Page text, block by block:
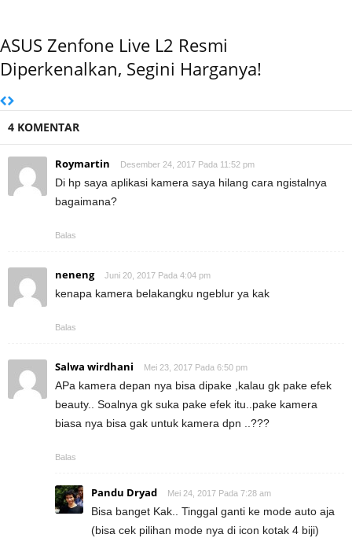
ASUS Zenfone Live L2 Resmi
Diperkenalkan, Segini Harganya!
4 KOMENTAR
Roymartin Desember 24, 2017 Pada 11:52 pm
Di hp saya aplikasi kamera saya hilang cara ngistalnya
bagaimana?
Balas
neneng Juni 20, 2017 Pada 4:04 pm
kenapa kamera belakangku ngeblur ya kak
Balas
Salwa wirdhani Mei 23, 2017 Pada 6:50 pm
APa kamera depan nya bisa dipake ,kalau gk pake efek
beauty.. Soalnya gk suka pake efek itu..pake kamera
biasa nya bisa gak untuk kamera dpn ..???
Balas
Pandu Dryad Mei 24, 2017 Pada 7:28 am
Bisa banget Kak.. Tinggal ganti ke mode auto aja
(bisa cek pilihan mode nya di icon kotak 4 biji)